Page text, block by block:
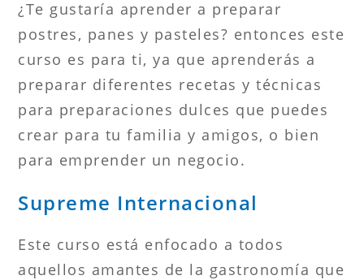
¿Te gustaría aprender a preparar
postres, panes y pasteles? entonces este
curso es para ti, ya que aprenderás a
preparar diferentes recetas y técnicas
para preparaciones dulces que puedes
crear para tu familia y amigos, o bien
para emprender un negocio.
Supreme Internacional
Este curso está enfocado a todos
aquellos amantes de la gastronomía que